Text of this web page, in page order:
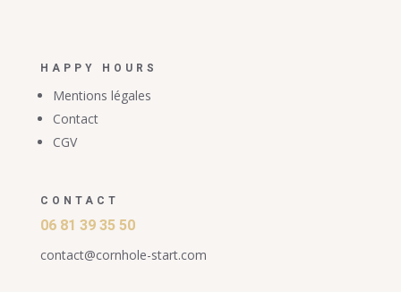
HAPPY HOURS
Mentions légales
Contact
CGV
CONTACT
06 81 39 35 50
contact@cornhole-start.com